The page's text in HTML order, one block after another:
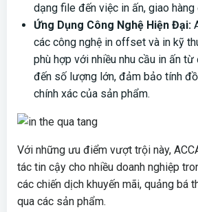
dạng file đến việc in ấn, giao hàng
Ứng Dụng Công Nghệ Hiện Đại:
các công nghệ in offset và in kỹ
phù hợp với nhiều nhu cầu in ấn từ
đến số lượng lớn, đảm bảo tính
chính xác của sản phẩm.
Với những ưu điểm vượt trội này,
tác tin cậy cho nhiều doanh nghiệp
các chiến dịch khuyến mãi, quảng bá
qua các sản phẩm.